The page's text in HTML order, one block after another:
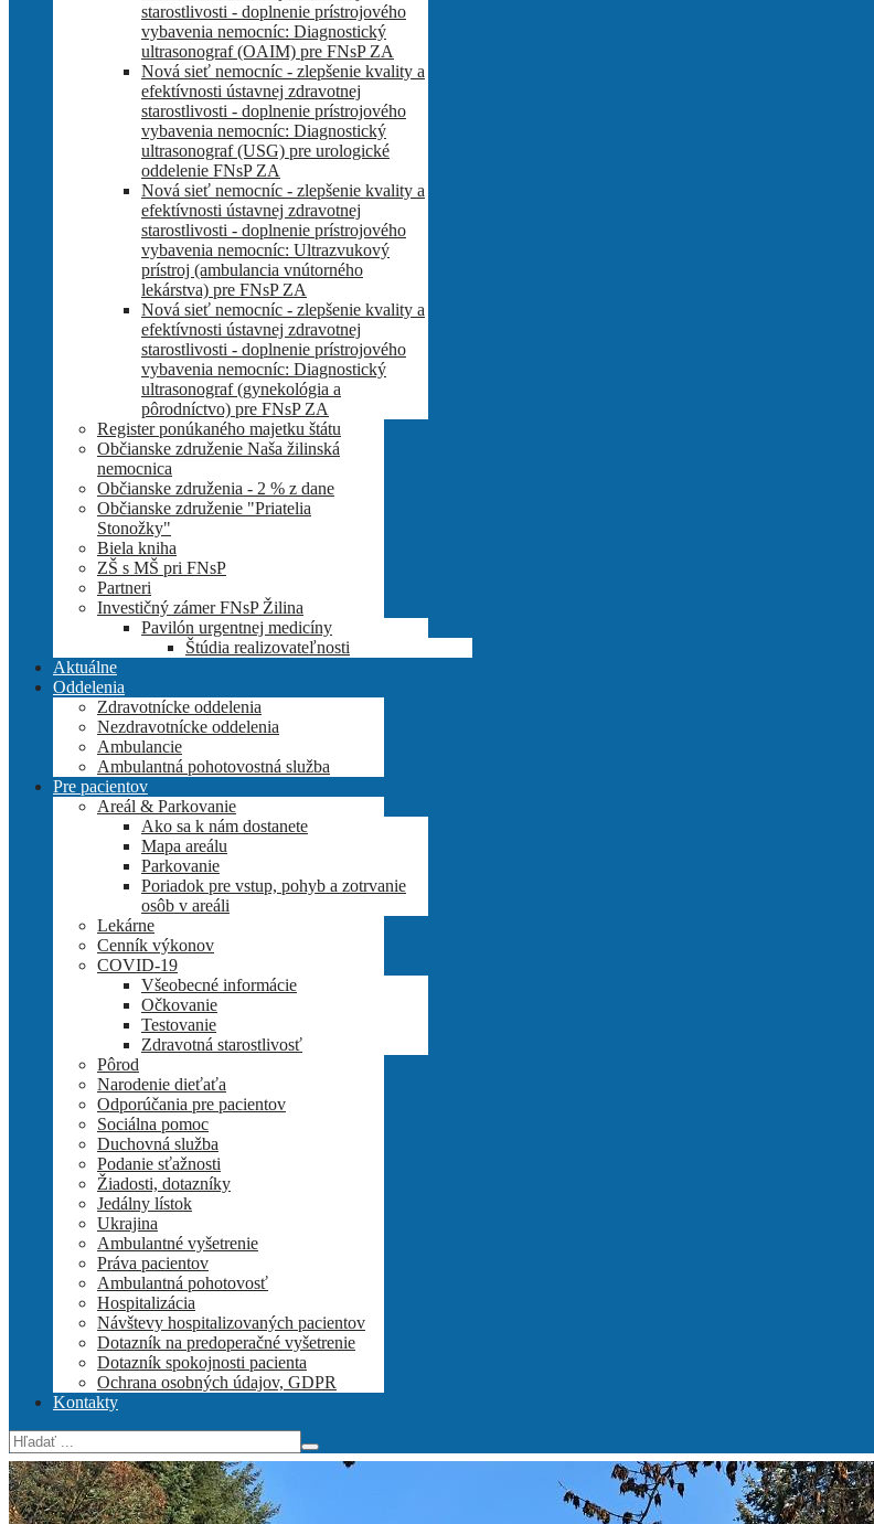
starostlivosti - doplnenie prístrojového
vybavenia nemocníc: Diagnostický
ultrasonograf (OAIM) pre FNsP ZA
Nová sieť nemocníc - zlepšenie kvality a
efektívnosti ústavnej zdravotnej
starostlivosti - doplnenie prístrojového
vybavenia nemocníc: Diagnostický
ultrasonograf (USG) pre urologické
oddelenie FNsP ZA
Nová sieť nemocníc - zlepšenie kvality a
efektívnosti ústavnej zdravotnej
starostlivosti - doplnenie prístrojového
vybavenia nemocníc: Ultrazvukový
prístroj (ambulancia vnútorného
lekárstva) pre FNsP ZA
Nová sieť nemocníc - zlepšenie kvality a
efektívnosti ústavnej zdravotnej
starostlivosti - doplnenie prístrojového
vybavenia nemocníc: Diagnostický
ultrasonograf (gynekológia a
pôrodníctvo) pre FNsP ZA
Register ponúkaného majetku štátu
Občianske združenie Naša žilinská
nemocnica
Občianske združenia - 2 % z dane
Občianske združenie "Priatelia
Stonožky"
Biela kniha
ZŠ s MŠ pri FNsP
Partneri
Investičný zámer FNsP Žilina
Pavilón urgentnej medicíny
Štúdia realizovateľnosti
Aktuálne
Oddelenia
Zdravotnícke oddelenia
Nezdravotnícke oddelenia
Ambulancie
Ambulantná pohotovostná služba
Pre pacientov
Areál & Parkovanie
Ako sa k nám dostanete
Mapa areálu
Parkovanie
Poriadok pre vstup, pohyb a zotrvanie
osôb v areáli
Lekárne
Cenník výkonov
COVID-19
Všeobecné informácie
Očkovanie
Testovanie
Zdravotná starostlivosť
Pôrod
Narodenie dieťaťa
Odporúčania pre pacientov
Sociálna pomoc
Duchovná služba
Podanie sťažnosti
Žiadosti, dotazníky
Jedálny lístok
Ukrajina
Ambulantné vyšetrenie
Práva pacientov
Ambulantná pohotovosť
Hospitalizácia
Návštevy hospitalizovaných pacientov
Dotazník na predoperačné vyšetrenie
Dotazník spokojnosti pacienta
Ochrana osobných údajov, GDPR
Kontakty